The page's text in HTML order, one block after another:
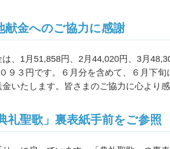
献金へのご協力に感謝
、1月51,858円、2月44,020円、3月
９３円です。６月分を含めて、６月下旬
いたします。皆さまのご協力に心より感
礼聖歌」裏表紙手前をご参照